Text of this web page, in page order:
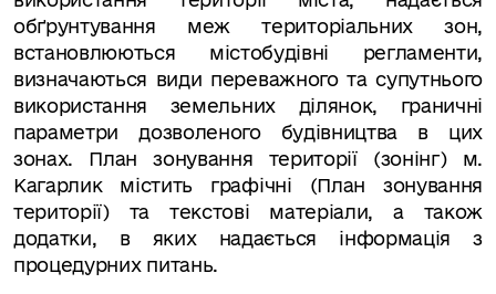
обґрунтування меж територіальних зон,
встановлюються містобудівні регламенти,
визначаються види переважного та супутнього
використання земельних ділянок, граничні
параметри дозволеного будівництва в цих
зонах. План зонування території (зонінг) м.
Кагарлик містить графічні (План зонування
території) та текстові матеріали, а також
додатки, в яких надається інформація з
процедурних питань.